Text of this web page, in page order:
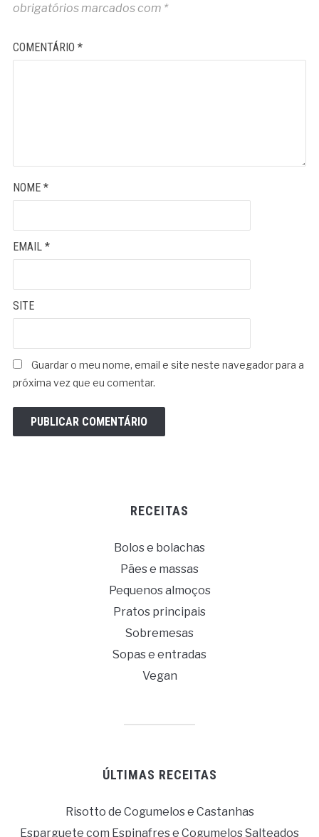
obrigatórios marcados com *
COMENTÁRIO *
NOME *
EMAIL *
SITE
Guardar o meu nome, email e site neste navegador para a
próxima vez que eu comentar.
RECEITAS
Bolos e bolachas
Pães e massas
Pequenos almoços
Pratos principais
Sobremesas
Sopas e entradas
Vegan
ÚLTIMAS RECEITAS
Risotto de Cogumelos e Castanhas
Esparguete com Espinafres e Cogumelos Salteados